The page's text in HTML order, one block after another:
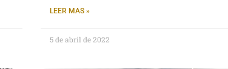
LEER MAS »
5 de abril de 2022